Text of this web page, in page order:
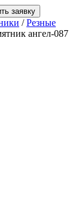
заявку
/Резные
ангел-087